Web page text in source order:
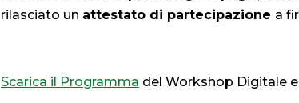
rilasciato un attestato di partecipazione a
Scarica il Programma del Workshop Digitale